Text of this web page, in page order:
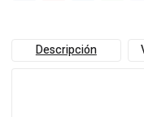
Descripción